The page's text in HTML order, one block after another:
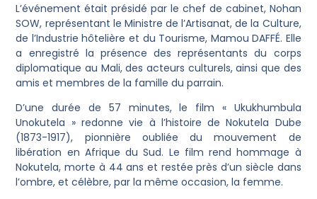
L’événement était présidé par le chef de cabinet, Nohan
SOW, représentant le Ministre de l’Artisanat, de la Culture,
de l’Industrie hôtelière et du Tourisme, Mamou DAFFÉ. Elle
a enregistré la présence des représentants du corps
diplomatique au Mali, des acteurs culturels, ainsi que des
amis et membres de la famille du parrain.
D’une durée de 57 minutes, le film « Ukukhumbula
Unokutela » redonne vie à l’histoire de Nokutela Dube
(1873-1917), pionnière oubliée du mouvement de
libération en Afrique du Sud. Le film rend hommage à
Nokutela, morte à 44 ans et restée près d’un siècle dans
l’ombre, et célèbre, par la même occasion, la femme.